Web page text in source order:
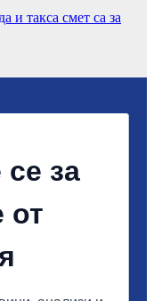
и такса смет са за